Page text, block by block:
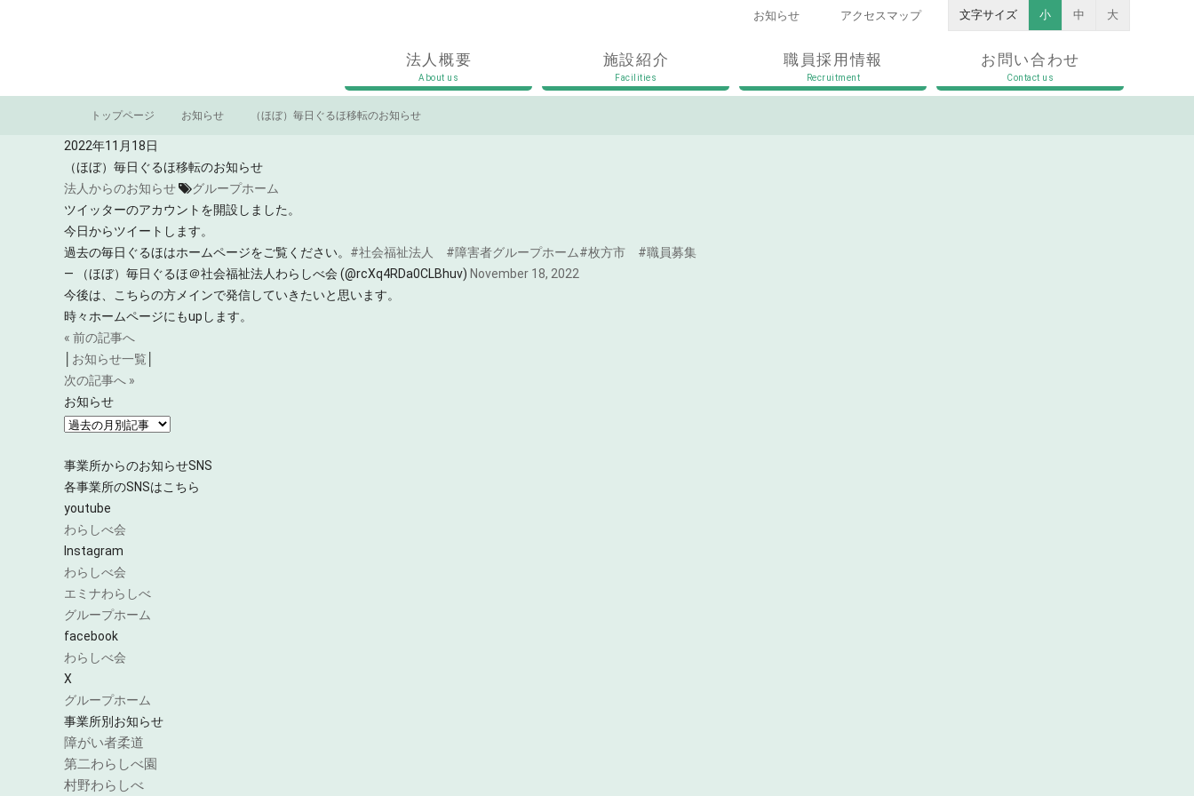
お知らせ アクセスマップ 文字サイズ 小 中 大
法人概要
About us
施設紹介
Facilities
職員採用情報
Recruitment
お問い合わせ
Contact us
トップページ お知らせ （ほぼ）毎日ぐるほ移転のお知らせ
2022年11月18日
（ほぼ）毎日ぐるほ移転のお知らせ
法人からのお知らせ
グループホーム
ツイッターのアカウントを開設しました。
今日からツイートします。
過去の毎日ぐるほはホームページをご覧ください。 #社会福祉法人 #障害者グループホーム#枚方市
#職員募集
— （ほぼ）毎日ぐるほ＠社会福祉法人わらしべ会 (@rcXq4RDa0CLBhuv) November 18, 2022
今後は、こちらの方メインで発信していきたいと思います。
時々ホームページにもupします。
« 前の記事へ
お知らせ一覧
次の記事へ »
お知らせ
事業所からのお知らせSNS
各事業所のSNSはこちら
youtube
わらしべ会
Instagram
わらしべ会
エミナわらしべ
グループホーム
facebook
わらしべ会
X
グループホーム
事業所別お知らせ
障がい者柔道
第二わらしべ園
村野わらしべ